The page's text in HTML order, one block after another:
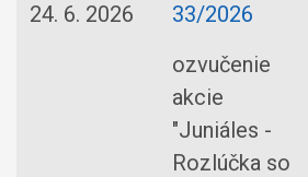
24. 6. 2026
33/2026
ozvučenie
akcie
"Juniáles -
Rozlúčka so